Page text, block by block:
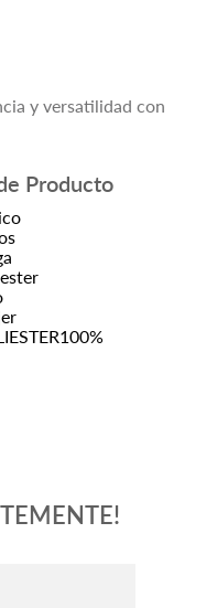
y versatilidad con
Producto